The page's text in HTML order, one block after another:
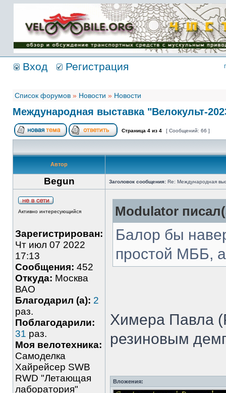
Имя пользователя:
Пароль:
{ LOG_ME_IN_SHORT
}
Вход Регистрация
Список форумов » Новости » Новости
Международная выставка "Велокульт-
Страница 4 из 4 [ Сообщений: 66 ]
Автор
Begun Заголовок сообщения: Re: Международная
Активно интересующийся
Зарегистрирован:
Чт июл 07 2022
17:13
Сообщения: 452
Откуда: Москва
ВАО
Благодарил (а): 2
раз.
Поблагодарили:
31 раз.
Моя велотехника:
Самоделка
Хайрейсер SWB
RWD "Летающая
лаборатория"
Modulator
Балор бы
простой МББ,
Химера Павла
резиновым
Вложения: